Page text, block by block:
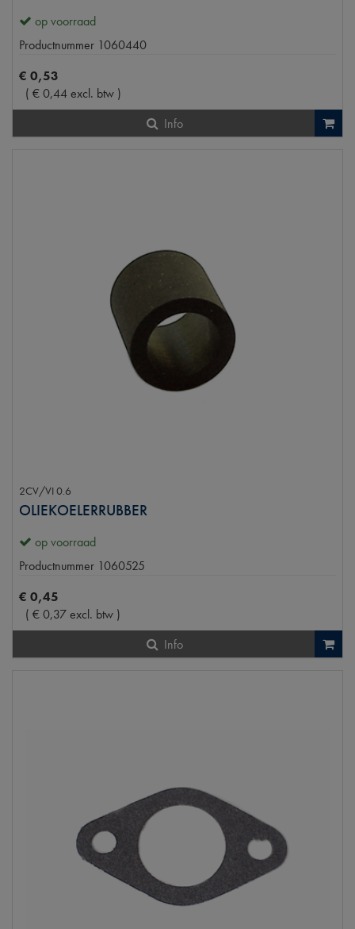
op voorraad
Productnummer 1060440
€ 0,53
( €0,44excl. btw )
Info
2CV/VI 0.6
OLIEKOELERRUBBER
op voorraad
Productnummer 1060525
€ 0,45
( €0,37excl. btw )
Info